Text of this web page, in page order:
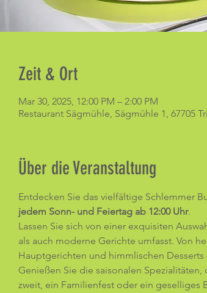
Zeit & Ort
Mar 30, 2025, 12:00 PM – 2:00 PM
Restaurant Sägmühle, Sägmühle 1, 67705
Über die Veranstaltung
Entdecken Sie das vielfältige Schlemmer
jedem Sonn- und Feiertag ab 12:00 Uhr.
Lassen Sie sich von einer exquisiten
als auch moderne Gerichte umfasst. Von
Hauptgerichten und himmlischen
Genießen Sie die saisonalen
zweit, ein Familienfest oder ein geselliges